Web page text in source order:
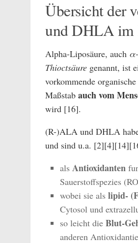
Übersicht der
und DHLA im
Alpha-Liposäure, auch
Thioctsäure genannt, ist
vorkommende
Maßstab auch vom
wird [16].
(R-)ALA und DHLA
und sind u.a.
als Antioxidanten
Sauerstoffspezies
wobei sie als lipid-
Cytosol und
so leicht die Blut-
anderen